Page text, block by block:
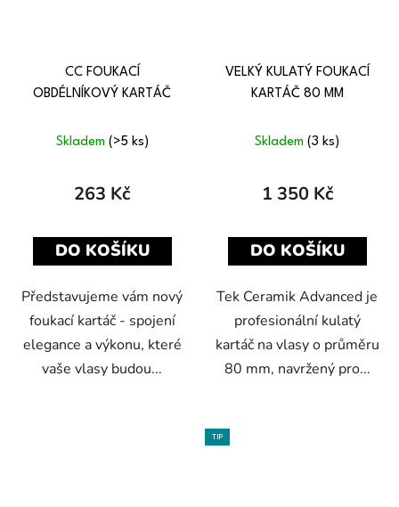
CC FOUKACÍ
OBDÉLNÍKOVÝ KARTÁČ
Skladem (>5 ks)
263 Kč
DO KOŠÍKU
Představujeme vám nový
foukací kartáč - spojení
elegance a výkonu, které
vaše vlasy budou...
VELKÝ KULATÝ FOUKACÍ
KARTÁČ 80 MM
Skladem (3 ks)
1 350 Kč
DO KOŠÍKU
Tek Ceramik Advanced je
profesionální kulatý
kartáč na vlasy o průměru
80 mm, navržený pro...
TIP